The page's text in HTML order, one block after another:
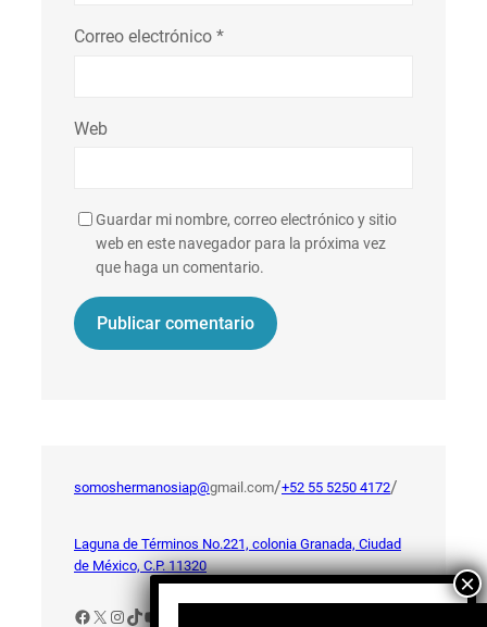
Correo electrónico *
Web
Guardar mi nombre, correo electrónico y sitio
web en este navegador para la próxima vez
que haga un comentario.
somoshermanosiap@gmail.com/+52 55 5250 4172/
Laguna de Términos No.221, colonia Granada, Ciudad
de México, C.P. 11320
Facebook
X Instagram
TikTok
YouTube